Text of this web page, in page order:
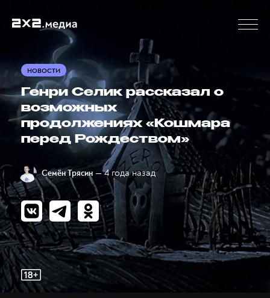
НОВОСТИ
Генри Селик рассказал о
возможных
продолжениях «Кошмара
перед Рождеством»
Семён Трясин — 4 года назад